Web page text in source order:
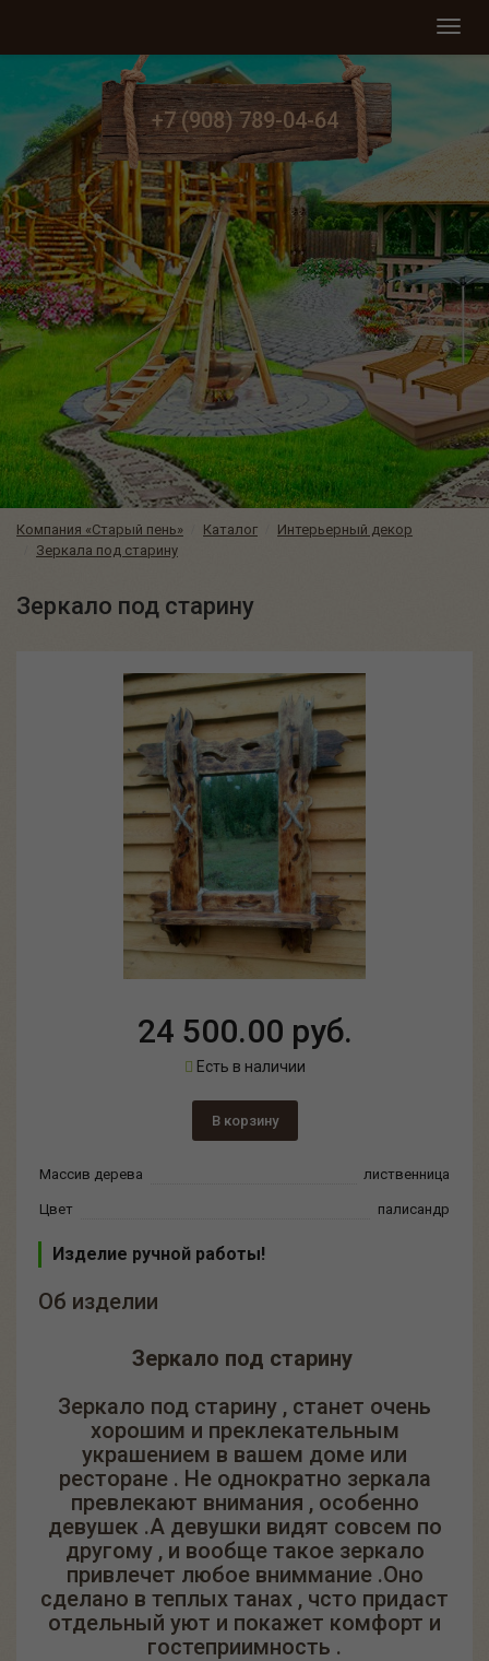
Меню
+7 (908) 789-04-64
Компания «Старый пень» Каталог
Интерьерный декор
Зеркала под старину
Зеркало под старину
24 500.00 руб.
Есть в наличии
В корзину
Массив дерева лиственница
Цвет палисандр
Изделие ручной работы!
Об изделии
Зеркало под старину
Зеркало под старину , станет очень
хорошим и преклекательным
украшением в вашем доме или
ресторане . Не однократно зеркала
превлекают внимания , особенно
девушек .А девушки видят совсем по
другому , и вообще такое зеркало
привлечет любое вниммание .Оно
сделано в теплых танах , чсто придаст
отдельный уют и покажет комфорт и
гостеприимность .